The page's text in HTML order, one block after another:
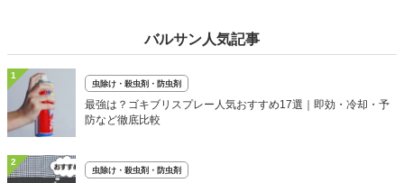
バルサン人気記事
1
虫除け・殺虫剤・防虫剤
最強は？ゴキブリスプレー人気おすすめ17選｜即効・冷却・予
防など徹底比較
2
虫除け・殺虫剤・防虫剤